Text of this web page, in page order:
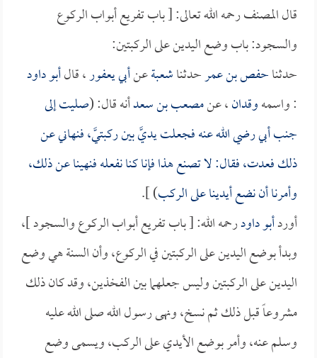
قال المصنف رحمه الله تعالى: [ باب تفريع أبواب الركوع
والسجود: باب وضع اليدين على الركبتين:
حدثناحفص بن عمرحدثناشعبةعنأبي يعفور، قالأبو داود
: واسمهوقدان، عنمصعب بن سعدأنه قال: (صليت إلى
جنب أبي رضي الله عنه فجعلت يديَّ بين ركبتيَّ، فنهاني عن
ذلك فعدت، فقال: لا تصنع هذا فإنا كنا نفعله فنهينا عن ذلك،
وأمرنا أن نضع أيدينا على الركب) ].
أوردأبو داودرحمه الله: [ باب تفريع أبواب الركوع والسجود ]،
وبدأ بوضع اليدين على الركبتين في الركوع، وأن السنة هي وضع
اليدين على الركبتين وليس جعلهما بين الفخذين، وقد كان ذلك
مشروعاً قبل ذلك ثم نسخ، ونهى رسول الله صلى الله عليه
وسلم عنه، وأمر بوضع الأيدي على الركب، ويسمى وضع